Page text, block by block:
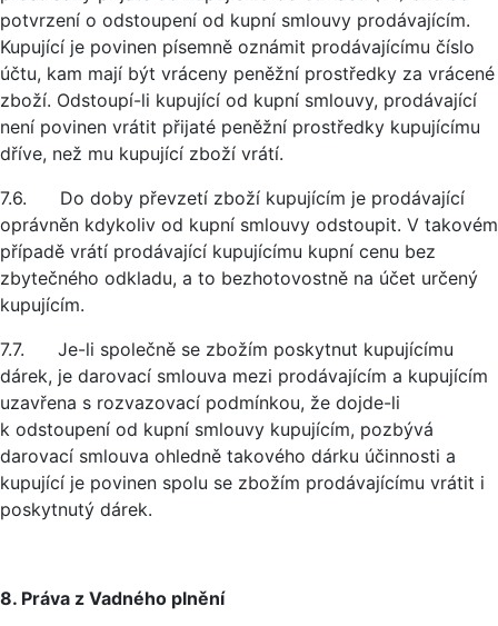
potvrzení o odstoupení od kupní smlouvy prodávajícím.
Kupující je povinen písemně oznámit prodávajícímu číslo
účtu, kam mají být vráceny peněžní prostředky za vrácené
zboží. Odstoupí-li kupující od kupní smlouvy, prodávající
není povinen vrátit přijaté peněžní prostředky kupujícímu
dříve, než mu kupující zboží vrátí.
7.6. Do doby převzetí zboží kupujícím je prodávající
oprávněn kdykoliv od kupní smlouvy odstoupit. V takovém
případě vrátí prodávající kupujícímu kupní cenu bez
zbytečného odkladu, a to bezhotovostně na účet určený
kupujícím.
7.7. Je-li společně se zbožím poskytnut kupujícímu
dárek, je darovací smlouva mezi prodávajícím a kupujícím
uzavřena s rozvazovací podmínkou, že dojde-li
k odstoupení od kupní smlouvy kupujícím, pozbývá
darovací smlouva ohledně takového dárku účinnosti a
kupující je povinen spolu se zbožím prodávajícímu vrátit i
poskytnutý dárek.
8. Práva z Vadného plnění